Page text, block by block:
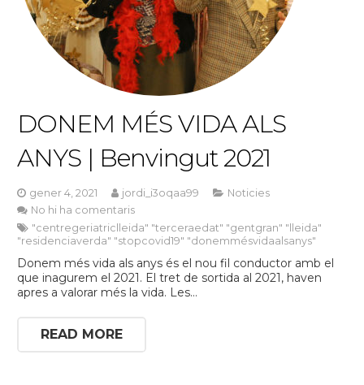
DONEM MÉS VIDA ALS
ANYS | Benvingut 2021
gener 4, 2021 jordi_i3oqaa99
Noticies
No hi ha comentaris
"centregeriatriclleida" "terceraedat" "gentgran" "lleida"
"residenciaverda" "stopcovid19" "donemmésvidaalsanys"
Donem més vida als anys és el nou fil conductor amb el
que inagurem el 2021. El tret de sortida al 2021, haven
apres a valorar més la vida. Les…
READ MORE